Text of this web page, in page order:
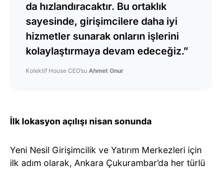
da hızlandıracaktır. Bu ortaklık
sayesinde, girişimcilere daha iyi
hizmetler sunarak onların işlerini
kolaylaştırmaya devam edeceğiz.”
Kolektif House CEO’su Ahmet Onur
İlk lokasyon açılışı nisan sonunda
Yeni Nesil Girişimcilik ve Yatırım Merkezleri için
ilk adım olarak, Ankara Çukurambar’da her türlü